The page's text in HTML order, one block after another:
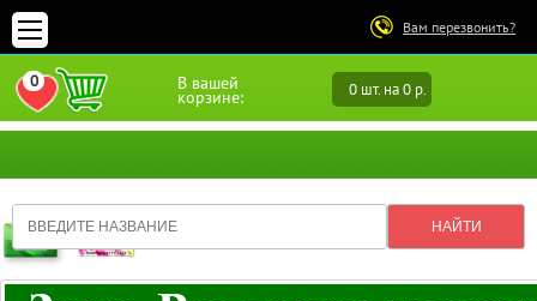
Вам перезвонить?
В вашей
корзине: 0 шт. на 0 р.
0
ПЕРЕЙТИ В ИЗБРАННОЕ